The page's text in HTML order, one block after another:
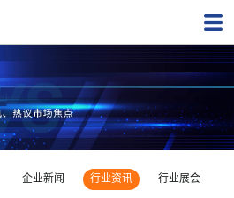
企业新闻 行业资讯 行业展会